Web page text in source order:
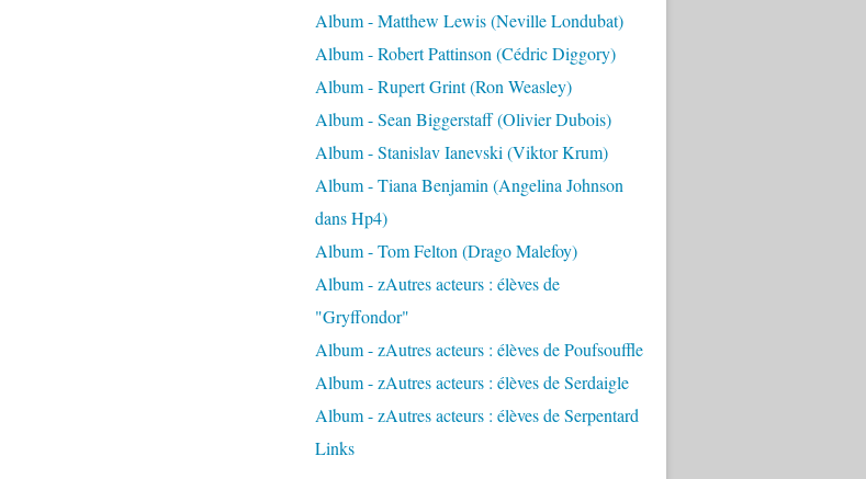
Album - Matthew Lewis (Neville Londubat)
Album - Robert Pattinson (Cédric Diggory)
Album - Rupert Grint (Ron Weasley)
Album - Sean Biggerstaff (Olivier Dubois)
Album - Stanislav Ianevski (Viktor Krum)
Album - Tiana Benjamin (Angelina Johnson
dans Hp4)
Album - Tom Felton (Drago Malefoy)
Album - zAutres acteurs : élèves de
"Gryffondor"
Album - zAutres acteurs : élèves de Poufsouffle
Album - zAutres acteurs : élèves de Serdaigle
Album - zAutres acteurs : élèves de Serpentard
Links